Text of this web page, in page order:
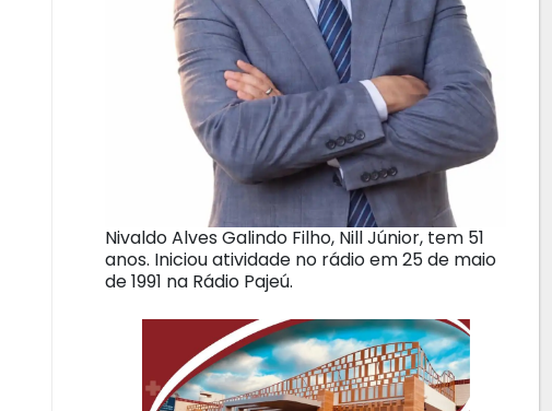
Nivaldo Alves Galindo Filho, Nill Júnior, tem 51
anos. Iniciou atividade no rádio em 25 de maio
de 1991 na Rádio Pajeú.